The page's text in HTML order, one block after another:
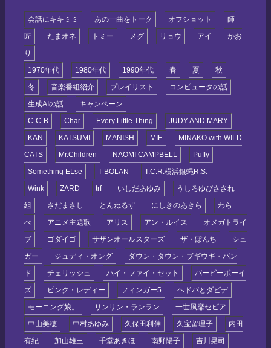
会話にキキミミ あの一曲をトーク オフショット
師
匠
たまオネ トミー メグ リョウ アイ
かお
り
1970年代
1980年代 1990年代 春 夏
秋
冬
音楽番組紹介 プレイリスト
コンピュータの話
生成AIの話
キャンペーン
C-C-B
Char Every Little Thing
JUDY AND MARY
KAN
KATSUMI MANISH MIE
MINAKO with WILD
CATS
Mr.Children NAOMI CAMPBELL
Puffy
Something ELse
T-BOLAN
T.C.R.横浜銀蝿R.S.
Wink
ZARD trf いしだあゆみ
うしろゆびさされ
組
さだまさし とんねるず にしきのあきら
わら
べ
アニメ主題歌 アリス アン・ルイス
オメガトライ
ブ
ゴダイゴ サザンオールスターズ ザ・ぼんち
シュ
ガー
ジュディ・オング
ダウン・タウン・ブギウギ・バン
ド
チェリッシュ ハイ・ファイ・セット
バービーボーイ
ズ
ピンク・レディー フィンガー5
ヘドバとダビデ
モーニング娘。
リンリン・ランラン
一世風靡セピア
中山美穂
中村あゆみ 久保田利伸 久宝留理子
内田
有紀
加山雄三 千堂あきほ 南野陽子
吉川晃司